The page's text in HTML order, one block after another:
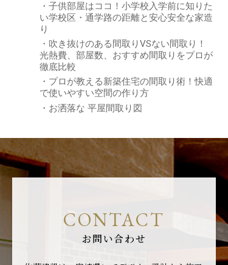
子供部屋はココ！小学校入学前に知りた
い学校区・通学路の距離と安心安全な家造
り
吹き抜けのある間取りVSない間取り！
光熱費、部屋数、おすすめ間取りをプロが
徹底比較
プロが教える新築住宅の間取り術！快適
で使いやすい空間の作り方
お洒落な 平屋間取り図
CONTACT
お問い合わせ